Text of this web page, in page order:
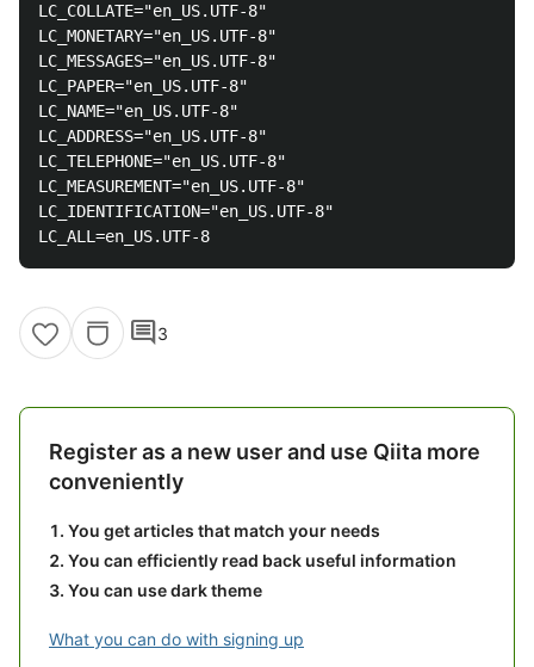
LC_COLLATE="en_US.UTF-8"
LC_MONETARY="en_US.UTF-8"
LC_MESSAGES="en_US.UTF-8"
LC_PAPER="en_US.UTF-8"
LC_NAME="en_US.UTF-8"
LC_ADDRESS="en_US.UTF-8"
LC_TELEPHONE="en_US.UTF-8"
LC_MEASUREMENT="en_US.UTF-8"
LC_IDENTIFICATION="en_US.UTF-8"
comment3
Register as a new user and use Qiita more
conveniently
You get articles that match your needs
You can efficiently read back useful information
You can use dark theme
What you can do with signing up